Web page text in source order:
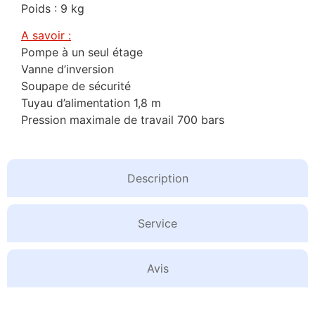
Description
Service
Avis
Poids : 9 kg
A savoir :
Pompe à un seul étage
Vanne d’inversion
Soupape de sécurité
Tuyau d’alimentation 1,8 m
Pression maximale de travail 700 bars